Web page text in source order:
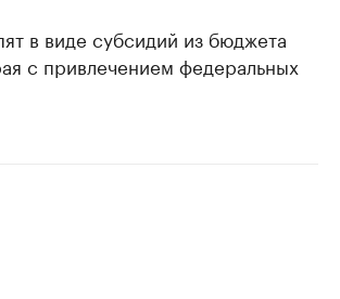
в виде субсидий из бюджета
с привлечением федеральных